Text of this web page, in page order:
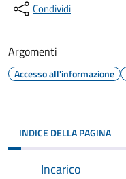
Condividi
Argomenti
Accesso all'informazione
INDICE DELLA PAGINA
Incarico